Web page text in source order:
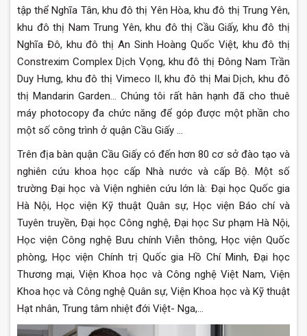
tập thể Nghĩa Tân, khu đô thị Yên Hòa, khu đô thị Trung Yên,
khu đô thị Nam Trung Yên, khu đô thị Cầu Giấy, khu đô thị
Nghĩa Đô, khu đô thị An Sinh Hoàng Quốc Việt, khu đô thị
Constrexim Complex Dịch Vọng, khu đô thị Đông Nam Trần
Duy Hưng, khu đô thị Vimeco II, khu đô thị Mai Dịch, khu đô
thị Mandarin Garden... Chúng tôi rất hân hạnh đã cho thuê
máy photocopy đa chức năng để góp được một phần cho
một số công trình ở quận Cầu Giấy ...
Trên địa bàn quận Cầu Giấy có đến hơn 80 cơ sở đào tạo và
nghiên cứu khoa học cấp Nhà nước và cấp Bộ. Một số
trường Đại học và Viện nghiên cứu lớn là: Đại học Quốc gia
Hà Nội, Học viện Kỹ thuật Quân sự, Học viện Báo chí và
Tuyên truyền, Đại học Công nghệ, Đại học Sư phạm Hà Nội,
Học viện Công nghệ Bưu chính Viễn thông, Học viện Quốc
phòng, Học viện Chính trị Quốc gia Hồ Chí Minh, Đại học
Thương mại, Viện Khoa học và Công nghệ Việt Nam, Viện
Khoa học và Công nghệ Quân sự, Viện Khoa học và Kỹ thuật
Hạt nhân, Trung tâm nhiệt đới Việt- Nga,...